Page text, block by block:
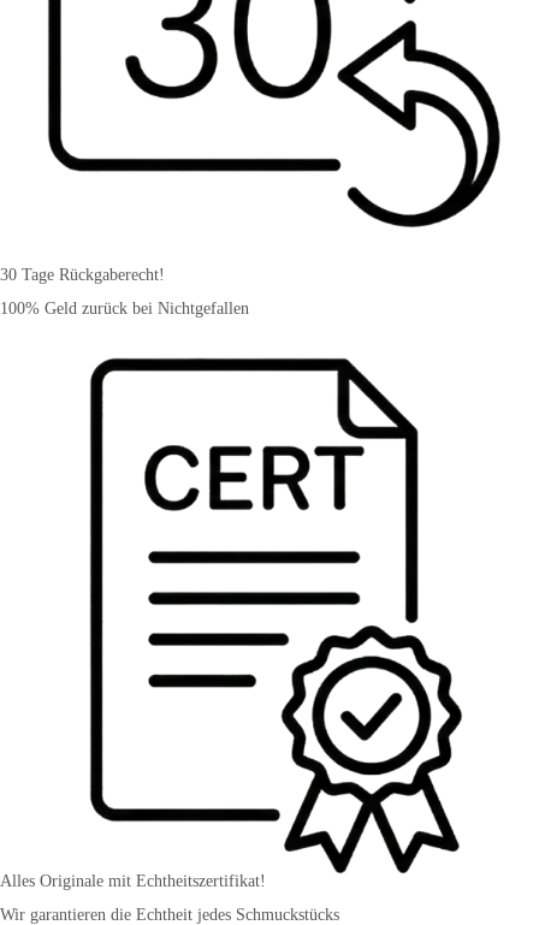
30 Tage Rückgaberecht!
100% Geld zurück bei Nichtgefallen
Alles Originale mit Echtheitszertifikat!
Wir garantieren die Echtheit jedes Schmuckstücks